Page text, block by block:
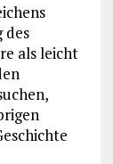
des
als leicht